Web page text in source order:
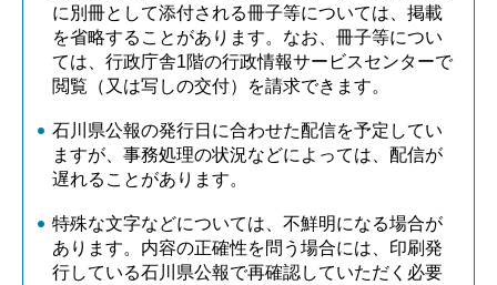
に別冊として添付される冊子等については、掲載
を省略することがあります。なお、冊子等につい
ては、行政庁舎1階の行政情報サービスセンターで
閲覧（又は写しの交付）を請求できます。
石川県公報の発行日に合わせた配信を予定してい
ますが、事務処理の状況などによっては、配信が
遅れることがあります。
特殊な文字などについては、不鮮明になる場合が
あります。内容の正確性を問う場合には、印刷発
行している石川県公報で再確認していただく必要